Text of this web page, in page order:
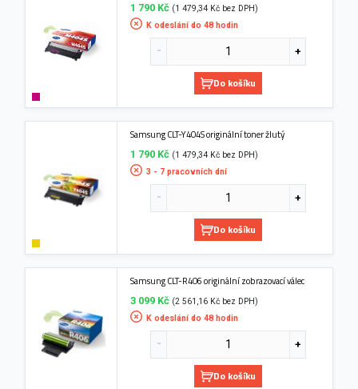
1 790 Kč (1 479,34 Kč bez DPH)
K odeslání do 48 hodin
Do košíku
Samsung CLT-Y404S originální toner žlutý
1 790 Kč (1 479,34 Kč bez DPH)
3 - 7 pracovních dní
Do košíku
Samsung CLT-R406 originální zobrazovací válec
3 099 Kč (2 561,16 Kč bez DPH)
K odeslání do 48 hodin
Do košíku